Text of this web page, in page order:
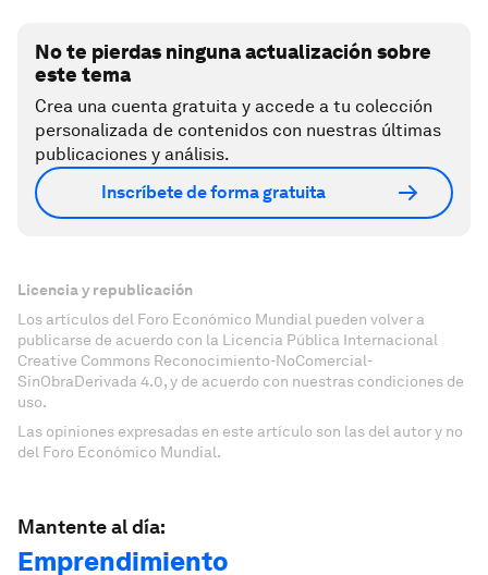
No te pierdas ninguna actualización sobre
este tema
Crea una cuenta gratuita y accede a tu colección
personalizada de contenidos con nuestras últimas
publicaciones y análisis.
Inscríbete de forma gratuita
Licencia y republicación
Los artículos del Foro Económico Mundial pueden volver a
publicarse de acuerdo con la Licencia Pública Internacional
Creative Commons Reconocimiento-NoComercial-
SinObraDerivada 4.0, y de acuerdo con nuestras condiciones de
uso.
Las opiniones expresadas en este artículo son las del autor y no
del Foro Económico Mundial.
Mantente al día:
Emprendimiento